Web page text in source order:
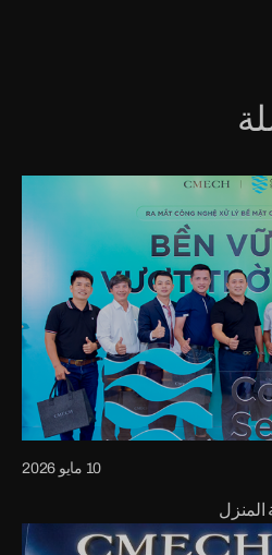
10 مايو 2026
المنزل